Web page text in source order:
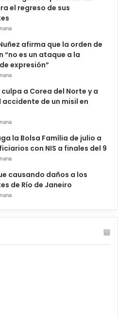
el regreso de sus
afirma que la orden de
“no es un ataque a la
expresión”
culpa a Corea del Norte y a
accidente de un misil en
la Bolsa Família de julio a
con NIS a finales del 9
causando daños a los
de Río de Janeiro